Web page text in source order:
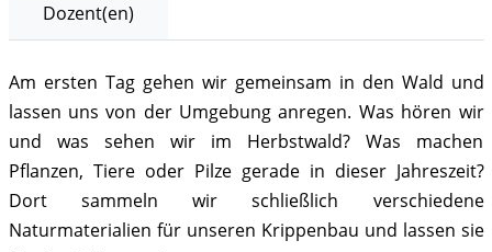
Dozent(en)
Am ersten Tag gehen wir gemeinsam in den Wald und
lassen uns von der Umgebung anregen. Was hören wir
und was sehen wir im Herbstwald? Was machen
Pflanzen, Tiere oder Pilze gerade in dieser Jahreszeit?
Dort sammeln wir schließlich verschiedene
Naturmaterialien für unseren Krippenbau und lassen sie